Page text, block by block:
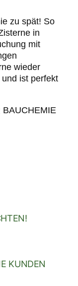
zu spät! So
in
mit
wieder
ist perfekt
BAUCHEMIE
KUNDEN